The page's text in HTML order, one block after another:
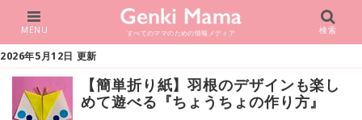
すべてのママのための情報メディア
MENU 検索
2026年5月12日 更新
【簡単折り紙】羽根のデザインも楽し
めて遊べる『ちょうちょの作り方』